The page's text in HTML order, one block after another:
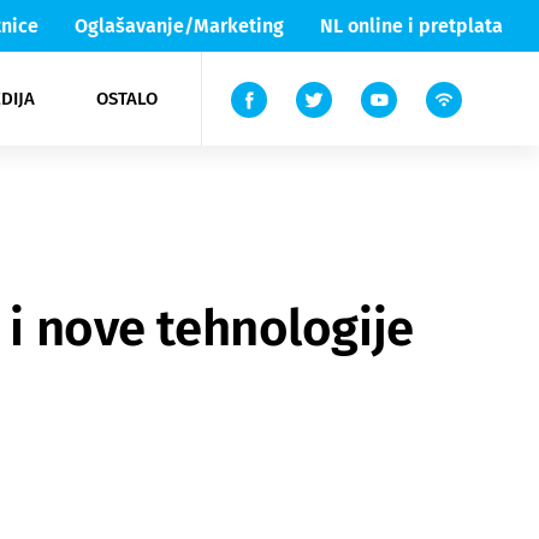
Oglašavanje/Marketing NL online i pretplata
OSTALO
Lika & Senj
TV
nove tehnologije